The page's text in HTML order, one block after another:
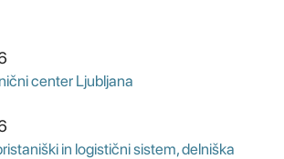
center Ljubljana
in logistični sistem, delniška